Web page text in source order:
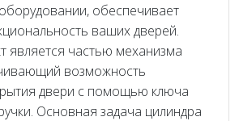
обеспечивает
ваших дверей.
является частью механизма
возможность
двери с помощью ключа
Основная задача цилиндра